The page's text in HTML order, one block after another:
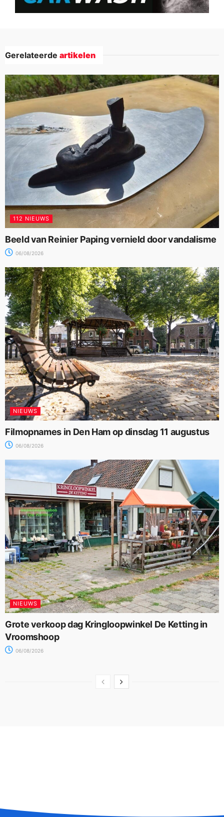
Gerelateerde artikelen
112 NIEUWS
Beeld van Reinier Paping vernield door vandalisme
06/08/2026
NIEUWS
Filmopnames in Den Ham op dinsdag 11 augustus
06/08/2026
NIEUWS
Grote verkoop dag Kringloopwinkel De Ketting in
Vroomshoop
06/08/2026